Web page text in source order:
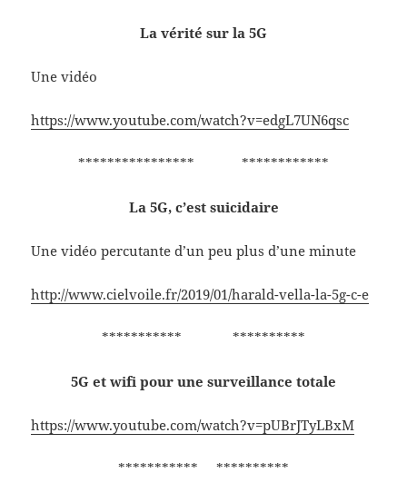
La vérité sur la 5G
Une vidéo
https://www.youtube.com/watch?v=edgL7UN6qsc
**************** ************
La 5G, c’est suicidaire
Une vidéo percutante d’un peu plus d’une minute
http://www.cielvoile.fr/2019/01/harald-vella-la-5g-c-e
*********** **********
5G et wifi pour une surveillance totale
https://www.youtube.com/watch?v=pUBrJTyLBxM
*********** **********